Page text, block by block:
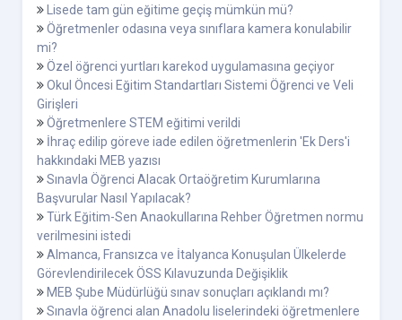
Lisede tam gün eğitime geçiş mümkün mü?
Öğretmenler odasına veya sınıflara kamera konulabilir
mi?
Özel öğrenci yurtları karekod uygulamasına geçiyor
Okul Öncesi Eğitim Standartları Sistemi Öğrenci ve Veli
Girişleri
Öğretmenlere STEM eğitimi verildi
İhraç edilip göreve iade edilen öğretmenlerin 'Ek Ders'i
hakkındaki MEB yazısı
Sınavla Öğrenci Alacak Ortaöğretim Kurumlarına
Başvurular Nasıl Yapılacak?
Türk Eğitim-Sen Anaokullarına Rehber Öğretmen normu
verilmesini istedi
Almanca, Fransızca ve İtalyanca Konuşulan Ülkelerde
Görevlendirilecek ÖSS Kılavuzunda Değişiklik
MEB Şube Müdürlüğü sınav sonuçları açıklandı mı?
Sınavla öğrenci alan Anadolu liselerindeki öğretmenlere